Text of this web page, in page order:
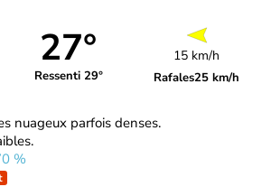
27°
Ressenti 29°
15 km/h
Rafales25 km/h
nuageux parfois denses.
%